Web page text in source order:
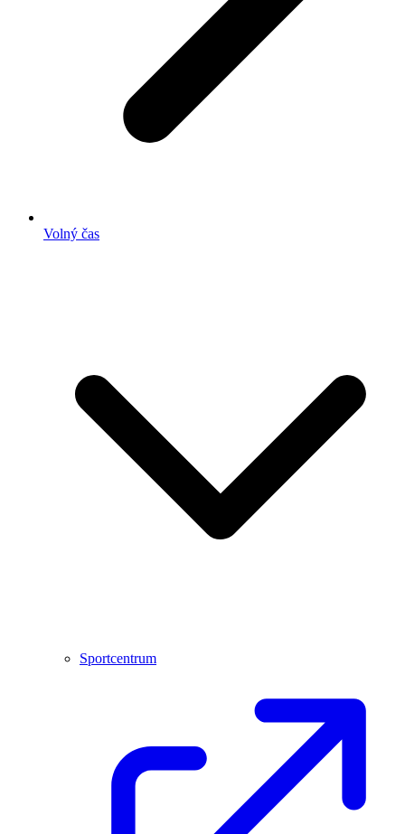
Volný čas
Sportcentrum